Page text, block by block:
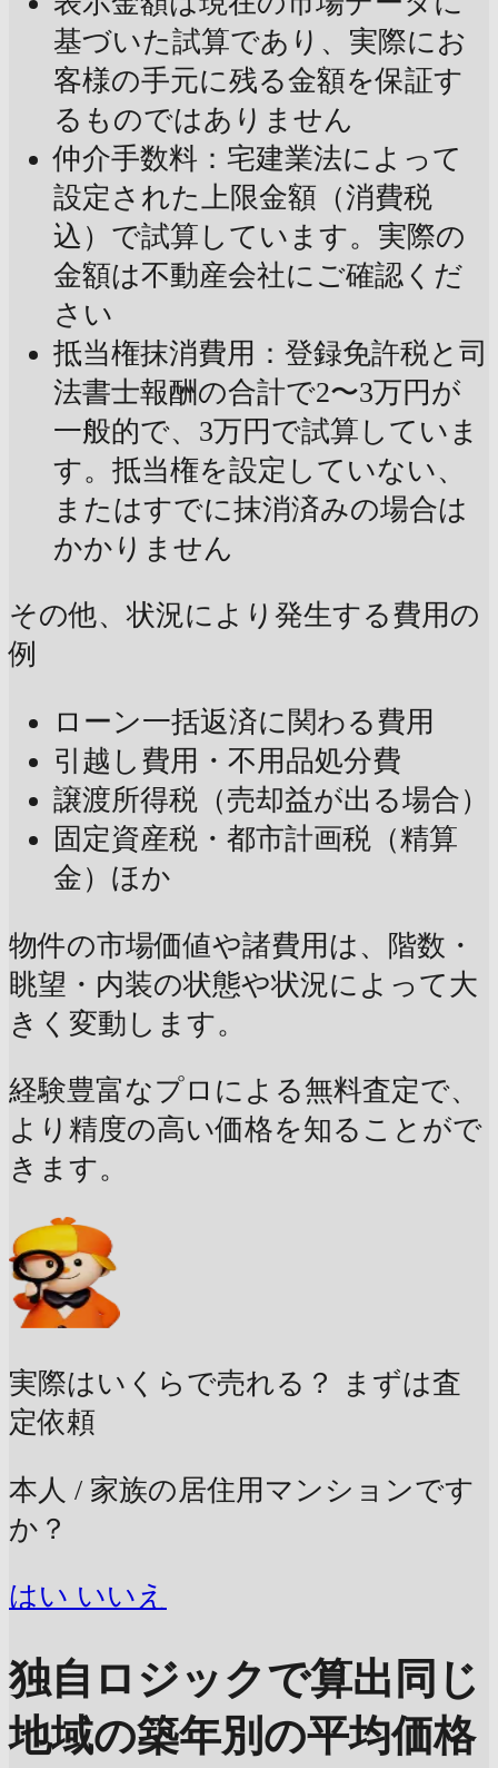
基づいた試算であり、実際にお
客様の手元に残る金額を保証す
るものではありません
仲介手数料：宅建業法によって
設定された上限金額（消費税
込）で試算しています。実際の
金額は不動産会社にご確認くだ
さい
抵当権抹消費用：登録免許税と司
法書士報酬の合計で2〜3万円が
一般的で、3万円で試算していま
す。抵当権を設定していない、
またはすでに抹消済みの場合は
かかりません
その他、状況により発生する費用の
例
ローン一括返済に関わる費用
引越し費用・不用品処分費
譲渡所得税（売却益が出る場合）
固定資産税・都市計画税（精算
金）ほか
物件の市場価値や諸費用は、階数・
眺望・内装の状態や状況によって大
きく変動します。
経験豊富なプロによる無料査定で、
より精度の高い価格を知ることがで
きます。
実際はいくらで売れる？
まずは査
定依頼
本人 / 家族の居住用マンションです
か？
はい いいえ
独自ロジックで算出 同じ
地域の築年別の平均価格